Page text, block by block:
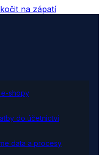
na zápatí
e-shopy
do účetnictví
data a procesy